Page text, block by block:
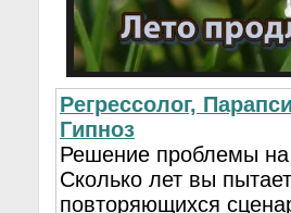
Регрессолог,
Гипноз
Решение проблемы на
Сколько лет вы
повторяющихся